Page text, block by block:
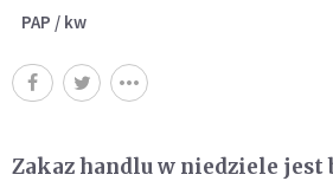
PAP / kw
Zakaz handlu w niedziele jest